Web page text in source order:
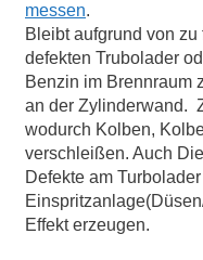
messen.
Bleibt aufgrund von
defekten Trubolader
Benzin im Brennraum
an der Zylinderwand.
wodurch Kolben,
verschleißen. Auch
Defekte am
Effekt erzeugen.